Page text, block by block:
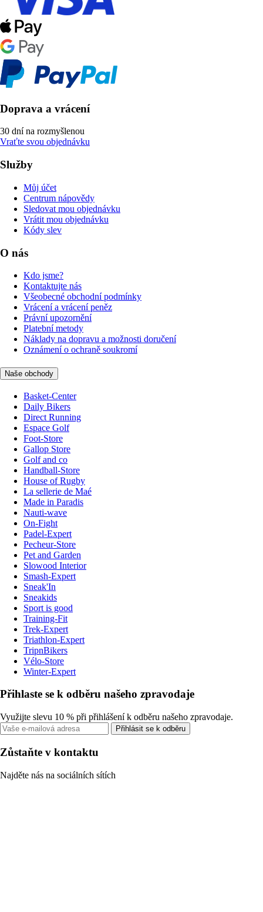
Doprava a vrácení
30 dní na rozmyšlenou
Vraťte svou objednávku
Služby
Můj účet
Centrum nápovědy
Sledovat mou objednávku
Vrátit mou objednávku
Kódy slev
O nás
Kdo jsme?
Kontaktujte nás
Všeobecné obchodní podmínky
Vrácení a vrácení peněz
Právní upozornění
Platební metody
Náklady na dopravu a možnosti doručení
Oznámení o ochraně soukromí
Naše obchody
Basket-Center
Daily Bikers
Direct Running
Espace Golf
Foot-Store
Gallop Store
Golf and co
Handball-Store
House of Rugby
La sellerie de Maé
Made in Paradis
Nauti-wave
On-Fight
Padel-Expert
Pecheur-Store
Pet and Garden
Slowood Interior
Smash-Expert
Sneak'In
Sneakids
Sport is good
Training-Fit
Trek-Expert
Triathlon-Expert
TripnBikers
Vélo-Store
Winter-Expert
Přihlaste se k odběru našeho zpravodaje
Využijte slevu 10 % při přihlášení k odběru našeho zpravodaje.
Přihlásit se k odběru
Zůstaňte v kontaktu
Najděte nás na sociálních sítích